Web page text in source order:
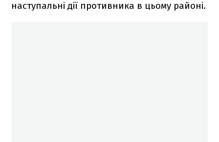
наступальні дії противника в цьому районі.